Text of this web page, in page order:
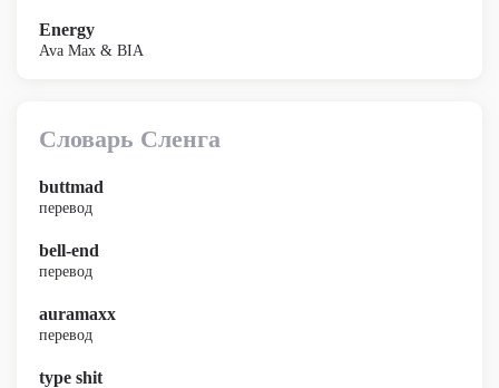
Energy
Ava Max & BIA
Словарь Сленга
buttmad
перевод
bell-end
перевод
auramaxx
перевод
type shit